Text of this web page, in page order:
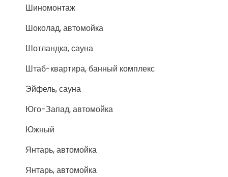
Шиномонтаж
Шоколад, автомойка
Шотландка, сауна
Штаб-квартира, банный комплекс
Эйфель, сауна
Юго-Запад, автомойка
Южный
Янтарь, автомойка
Янтарь, автомойка